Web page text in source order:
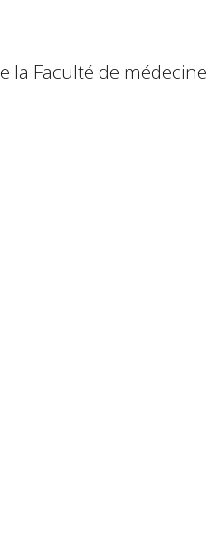
la Faculté de médecine